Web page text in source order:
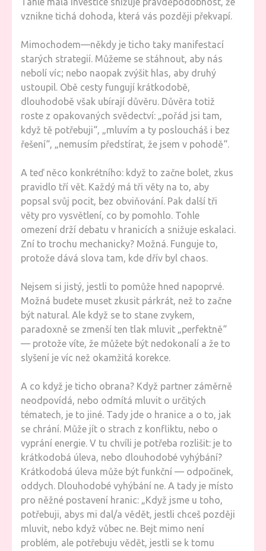
vznikne tichá dohoda, která vás později překvapí.
Mimochodem—někdy je ticho taky manifestací
starých strategií. Můžeme se stáhnout, aby nás
nebolí víc; nebo naopak zvýšit hlas, aby druhý
ustoupil. Obě cesty fungují krátkodobě,
dlouhodobě však ubírají důvěru. Důvěra totiž
roste z opakovaných svědectví: „pořád jsi tam,
když tě potřebuji“, „mluvím a ty posloucháš i bez
řešení“, „nemusím předstírat, že jsem v pohodě“.
A teď něco konkrétního: když to začne bolet, zkus
pravidlo tří vět. Každý má tři věty na to, aby
popsal svůj pocit, bez obviňování. Pak další tři
věty pro vysvětlení, co by pomohlo. Tohle
omezení drží debatu v hranicích a snižuje eskalaci.
Zní to trochu mechanicky? Možná. Funguje to,
protože dává slova tam, kde dřív byl chaos.
Nejsem si jistý, jestli to pomůže hned napoprvé.
Možná budete muset zkusit párkrát, než to začne
být natural. Ale když se to stane zvykem,
paradoxně se zmenší ten tlak mluvit „perfektně“
— protože víte, že můžete být nedokonalí a že to
slyšení je víc než okamžitá korekce.
A co když je ticho obrana? Když partner záměrně
neodpovídá, nebo odmítá mluvit o určitých
tématech, je to jiné. Tady jde o hranice a o to, jak
se chrání. Může jít o strach z konfliktu, nebo o
vyprání energie. V tu chvíli je potřeba rozlišit: je to
krátkodobá úleva, nebo dlouhodobé vyhýbání?
Krátkodobá úleva může být funkční — odpočinek,
oddych. Dlouhodobé vyhýbání ne. A tady je místo
pro něžné postavení hranic: „Když jsme u toho,
potřebuji, abys mi dal/a vědět, jestli chceš později
mluvit, nebo když vůbec ne. Bejt mimo není
problém, ale potřebuju vědět, jestli se k tomu